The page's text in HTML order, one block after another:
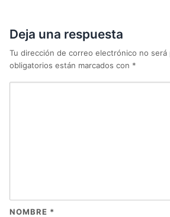
Deja una respuesta
Tu dirección de correo electrónico no será
obligatorios están marcados con *
NOMBRE *